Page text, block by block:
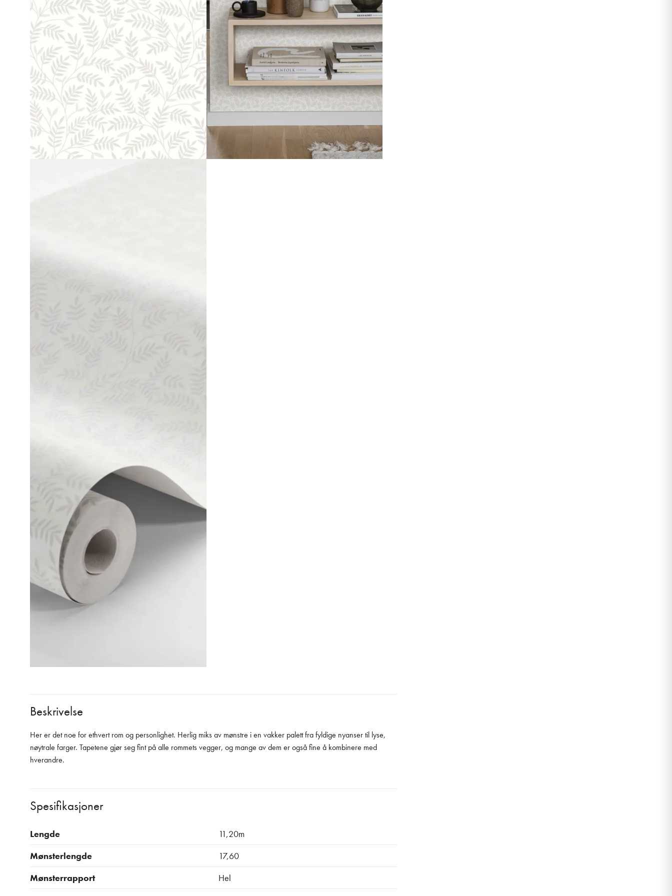
Beskrivelse
Her er det noe for ethvert rom og personlighet. Herlig miks av mønstre i en vakker palett fra fyldige nyanser til lyse,
nøytrale farger. Tapetene gjør seg fint på alle rommets vegger, og mange av dem er også fine å kombinere med
hverandre.
Spesifikasjoner
Lengde
11,20m
Mønsterlengde
17,60
Mønsterrapport
Hel